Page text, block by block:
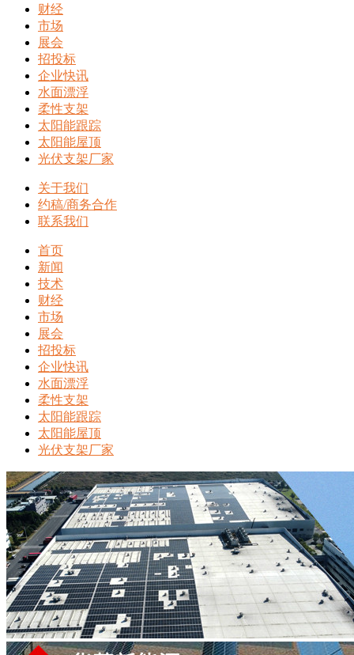
财经
市场
展会
招投标
企业快讯
水面漂浮
柔性支架
太阳能跟踪
太阳能屋顶
光伏支架厂家
关于我们
约稿/商务合作
联系我们
首页
新闻
技术
财经
市场
展会
招投标
企业快讯
水面漂浮
柔性支架
太阳能跟踪
太阳能屋顶
光伏支架厂家